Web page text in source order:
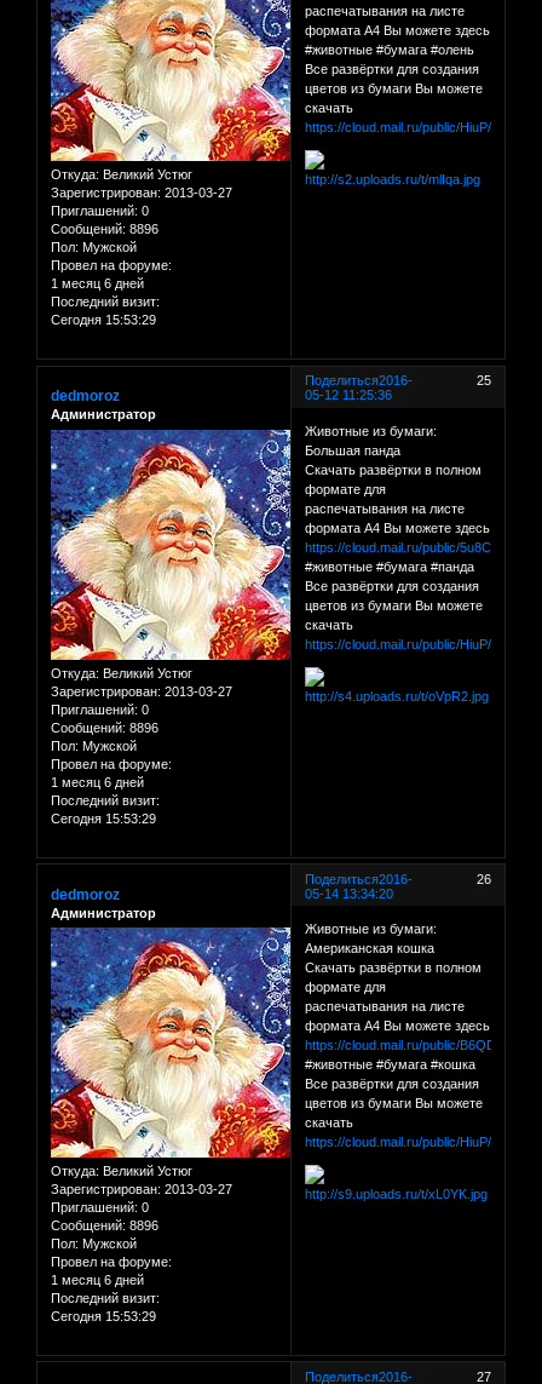
Откуда: Великий Устюг
Зарегистрирован: 2013-03-27
Приглашений: 0
Сообщений: 8896
Пол: Мужской
Провел на форуме:
1 месяц 6 дней
Последний визит:
Сегодня 15:53:29
распечатывания на листе
формата А4 Вы можете здесь
#животные #бумага #олень
Все развёртки для создания
цветов из бумаги Вы можете
скачать
https://cloud.mail.ru/public/HiuP/
Поделиться 25
2016-
05-12 11:25:36
dedmoroz
Администратор
Откуда: Великий Устюг
Зарегистрирован: 2013-03-27
Приглашений: 0
Сообщений: 8896
Пол: Мужской
Провел на форуме:
1 месяц 6 дней
Последний визит:
Сегодня 15:53:29
Животные из бумаги:
Большая панда
Скачать развёртки в полном
формате для
распечатывания на листе
формата А4 Вы можете здесь
https://cloud.mail.ru/public/5u8C/
#животные #бумага #панда
Все развёртки для создания
цветов из бумаги Вы можете
скачать
https://cloud.mail.ru/public/HiuP/
Поделиться 26
2016-
05-14 13:34:20
dedmoroz
Администратор
Откуда: Великий Устюг
Зарегистрирован: 2013-03-27
Приглашений: 0
Сообщений: 8896
Пол: Мужской
Провел на форуме:
1 месяц 6 дней
Последний визит:
Сегодня 15:53:29
Животные из бумаги:
Американская кошка
Скачать развёртки в полном
формате для
распечатывания на листе
формата А4 Вы можете здесь
https://cloud.mail.ru/public/B6QD/
#животные #бумага #кошка
Все развёртки для создания
цветов из бумаги Вы можете
скачать
https://cloud.mail.ru/public/HiuP/
Поделиться 27
2016-